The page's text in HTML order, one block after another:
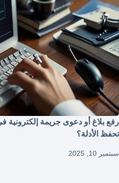
رفع بلاغ أو دعوى جريمة إلكترونية
تحفظ الأدلة؟
سبتمبر 10, 2025